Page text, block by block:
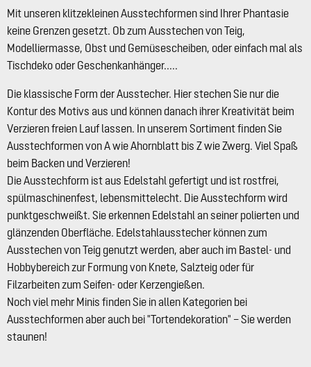
Mit unseren klitzekleinen Ausstechformen sind Ihrer Phantasie
keine Grenzen gesetzt. Ob zum Ausstechen von Teig,
Modelliermasse, Obst und Gemüsescheiben, oder einfach mal als
Tischdeko oder Geschenkanhänger.....
Die klassische Form der Ausstecher. Hier stechen Sie nur die
Kontur des Motivs aus und können danach ihrer Kreativität beim
Verzieren freien Lauf lassen. In unserem Sortiment finden Sie
Ausstechformen von A wie Ahornblatt bis Z wie Zwerg. Viel Spaß
beim Backen und Verzieren!
Die Ausstechform ist aus Edelstahl gefertigt und ist rostfrei,
spülmaschinenfest, lebensmittelecht. Die Ausstechform wird
punktgeschweißt. Sie erkennen Edelstahl an seiner polierten und
glänzenden Oberfläche. Edelstahlausstecher können zum
Ausstechen von Teig genutzt werden, aber auch im Bastel- und
Hobbybereich zur Formung von Knete, Salzteig oder für
Filzarbeiten zum Seifen- oder Kerzengießen.
Noch viel mehr Minis finden Sie in allen Kategorien bei
Ausstechformen aber auch bei "Tortendekoration" – Sie werden
staunen!